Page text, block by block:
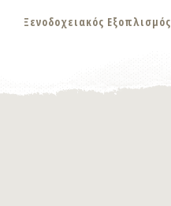
Ξενοδοχειακός Εξοπλισμός